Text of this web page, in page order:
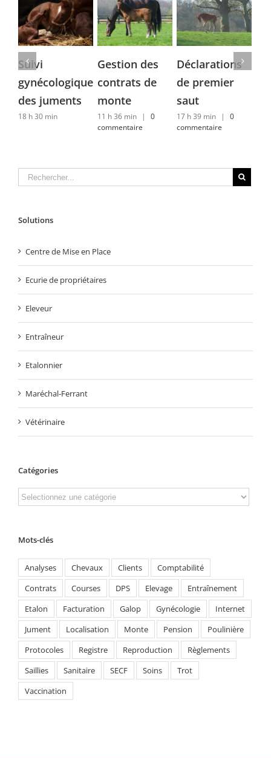
Suivi
gynécologique
des juments
18 h 30 min
Gestion des
contrats de
monte
11 h 36 min |
0
commentaire
Déclarations
de premier
saut
17 h 39 min |
0
commentaire
Solutions
Centre de Mise en Place
Ecurie de propriétaires
Eleveur
Entraîneur
Etalonnier
Maréchal-Ferrant
Vétérinaire
Catégories
Mots-clés
Analyses Chevaux Clients
Comptabilité
Contrats
Courses DPS Elevage
Entraînement
Etalon
Facturation Galop Gynécologie
Internet
Jument
Localisation Monte Pension
Poulinière
Protocoles
Registre Reproduction
Règlements
Saillies
Sanitaire SECF Soins
Trot
Vaccination